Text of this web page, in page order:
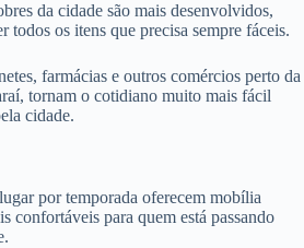
da cidade são mais desenvolvidos,
todos os itens que precisa sempre fáceis.
farmácias e outros comércios perto da
tornam o cotidiano muito mais fácil
cidade.
por temporada oferecem mobília
confortáveis para quem está passando